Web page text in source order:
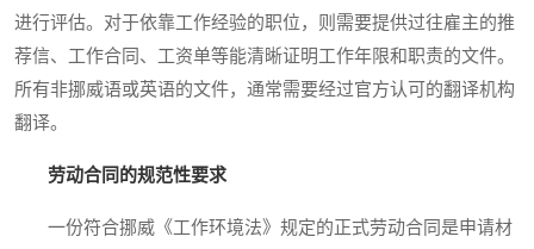
进行评估。对于依靠工作经验的职位，则需要提供过往雇主的推
荐信、工作合同、工资单等能清晰证明工作年限和职责的文件。
所有非挪威语或英语的文件，通常需要经过官方认可的翻译机构
翻译。
劳动合同的规范性要求
一份符合挪威《工作环境法》规定的正式劳动合同是申请材